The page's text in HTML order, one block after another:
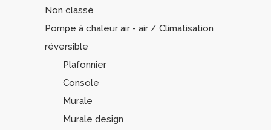
Non classé
Pompe à chaleur air - air / Climatisation
réversible
Plafonnier
Console
Murale
Murale design